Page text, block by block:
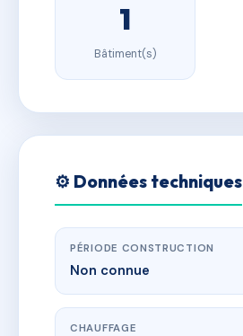
1
Bâtiment(s)
⚙️ Données techniques
PÉRIODE CONSTRUCTION
Non connue
CHAUFFAGE